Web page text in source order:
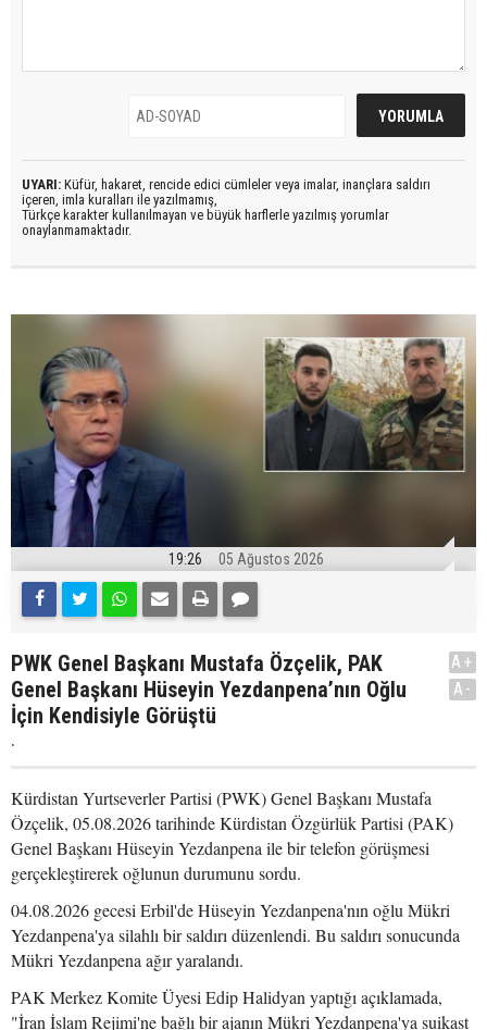
UYARI: Küfür, hakaret, rencide edici cümleler veya imalar, inançlara saldırı
içeren, imla kuralları ile yazılmamış,
Türkçe karakter kullanılmayan ve büyük harflerle yazılmış yorumlar
onaylanmamaktadır.
19:26 05 Ağustos 2026
PWK Genel Başkanı Mustafa Özçelik, PAK
Genel Başkanı Hüseyin Yezdanpena’nın Oğlu
İçin Kendisiyle Görüştü
.
A+
A-
Kürdistan Yurtseverler Partisi (PWK) Genel Başkanı Mustafa
Özçelik, 05.08.2026 tarihinde Kürdistan Özgürlük Partisi (PAK)
Genel Başkanı Hüseyin Yezdanpena ile bir telefon görüşmesi
gerçekleştirerek oğlunun durumunu sordu.
04.08.2026 gecesi Erbil'de Hüseyin Yezdanpena'nın oğlu Mükri
Yezdanpena'ya silahlı bir saldırı düzenlendi. Bu saldırı sonucunda
Mükri Yezdanpena ağır yaralandı.
PAK Merkez Komite Üyesi Edip Halidyan yaptığı açıklamada,
"İran İslam Rejimi'ne bağlı bir ajanın Mükri Yezdanpena'ya suikast